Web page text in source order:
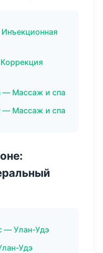
— Массаж и спа
— Массаж и спа
— Улан-Удэ
Удэ